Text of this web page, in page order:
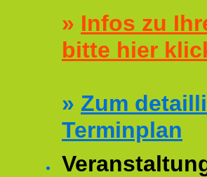
» Infos zu
bitte hier
» Zum
Terminplan